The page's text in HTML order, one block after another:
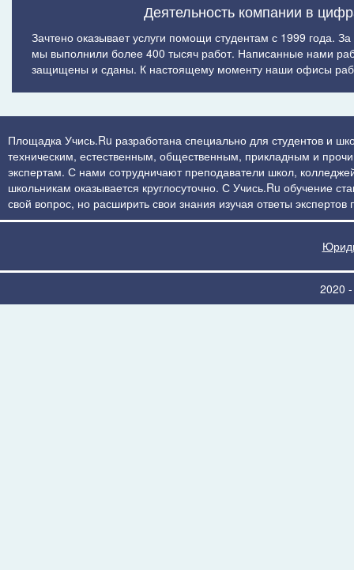
Деятельность компании в
Зачтено оказывает услуги помощи студентам с 1999 года.
мы выполнили более 400 тысяч работ. Написанные нами
защищены и сданы. К настоящему моменту наши офисы
Площадка Учись.Ru разработана специально для студентов и
техническим, естественным, общественным, прикладным и
экспертам. С нами сотрудничают преподаватели школ,
школьникам оказывается круглосуточно. С Учись.Ru обучение
свой вопрос, но расширить свои знания изучая ответы
2020